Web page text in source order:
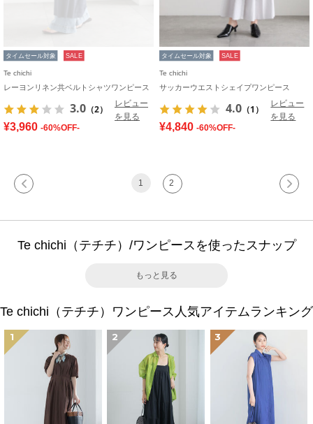
タイムセール対象 SALE
Te chichi
レーヨンリネン共ベルトシャツワンピース
3.0 （2）
レビュー
を見る
¥3,960 -60%OFF-
タイムセール対象 SALE
Te chichi
サッカーウエストシェイプワンピース
4.0 （1）
レビュー
を見る
¥4,840 -60%OFF-
1 2
Te chichi（テチチ）/ワンピースを使ったスナップ
もっと見る
Te chichi（テチチ）ワンピース人気アイテムランキング
1 2 3